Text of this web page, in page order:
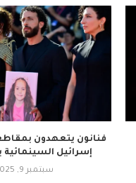
فنانون يتعهدون
إسرائيل
سبتمبر 9, 2025